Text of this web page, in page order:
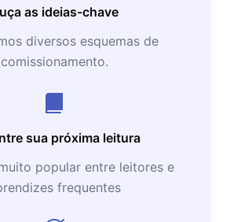
as ideias-chave
diversos esquemas de
comissionamento.
sua próxima leitura
popular entre leitores e
frequentes